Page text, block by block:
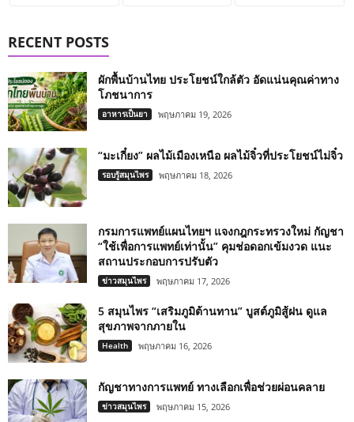
RECENT POSTS
ผักพื้นบ้านไทย ประโยชน์ใกล้ตัว อัดแน่นคุณค่าทาง
โภชนาการ
อาหารเป็นยา พฤษภาคม 19, 2026
“มะเกี๋ยง” ผลไม้เมืองเหนือ ผลไม้จิ๋วที่ประโยชน์ไม่จิ๋ว
รอบรู้สมุนไพร พฤษภาคม 18, 2026
กรมการแพทย์แผนไทยฯ แจงกฎกระทรวงใหม่ กัญชา
“ใช้เพื่อการแพทย์เท่านั้น” คุมช่อดอกเข้มงวด แนะ
สถานประกอบการปรับตัว
ข่าวสมุนไพร พฤษภาคม 17, 2026
5 สมุนไพร “เสริมภูมิต้านทาน” บูสต์ภูมิสู้ฝน ดูแล
สุขภาพจากภายใน
Health พฤษภาคม 16, 2026
กัญชาทางการแพทย์ ทางเลือกเพื่อช่วยผ่อนคลาย
ข่าวสมุนไพร พฤษภาคม 15, 2026